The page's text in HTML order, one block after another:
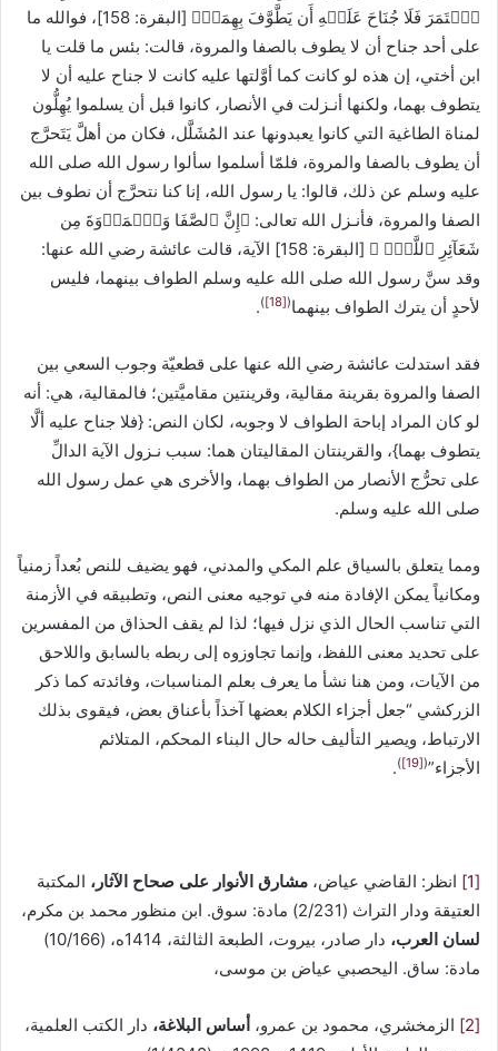
ٱعۡتَمَرَ فَلَا جُنَاحَ عَلَيۡهِ أَن ‌يَطَّوَّفَ ‌بِهِمَاۚ﴾ [البقرة: 158]، فوالله ما
على أحد جناح أن لا يطوف بالصفا والمروة، قالت: بئس ما قلت يا
ابن أختي، إن هذه لو كانت كما أوَّلتها عليه كانت لا جناح عليه أن لا
يتطوف بهما، ولكنها أنـزلت في الأنصار، كانوا قبل أن يسلموا يُهِلُّون
لمناة الطاغية التي كانوا يعبدونها عند المُشَلَّل، فكان من أهلَّ يَتَحرَّج
أن يطوف بالصفا والمروة، فلمّا أسلموا سألوا رسول الله صلى الله
عليه وسلم عن ذلك، قالوا: يا رسول الله، إنا كنا نتحرَّج أن نطوف بين
الصفا والمروة، فأنـزل الله تعالى: ﴿إِنَّ ٱلصَّفَا وَٱلۡمَرۡوَةَ مِن
شَعَآئِرِ ٱللَّهِۖ ﴾ [البقرة: 158] الآية، قالت عائشة رضي الله عنها:
وقد سنَّ رسول الله صلى الله عليه وسلم الطواف بينهما، فليس
لأحدٍ أن يترك الطواف بينهما(
[18]
)
.
فقد استدلت عائشة رضي الله عنها على قطعيّة وجوب السعي بين
الصفا والمروة بقرينة مقالية، وقرينتين مقاميَّتين؛ فالمقالية، هي: أنه
لو كان المراد إباحة الطواف لا وجوبه، لكان النص: {فلا جناح عليه ألَّا
يتطوف بهما}، والقرينتان المقاليتان هما: سبب نـزول الآية الدالِّ
على تحرُّج الأنصار من الطواف بهما، والأخرى هي عمل رسول الله
صلى الله عليه وسلم.
ومما يتعلق بالسياق علم المكي والمدني، فهو يضيف للنص بُعداً زمنياً
ومكانياً يمكن الإفادة منه في توجيه معنى النص، وتطبيقه في الأزمنة
التي تناسب الحال الذي نزل فيها؛ لذا لم يقف الحذاق من المفسرين
على تحديد معنى اللفظ، وإنما تجاوزوه إلى ربطه بالسابق واللاحق
من الآيات، ومن هنا نشأ ما يعرف بعلم المناسبات، وفائدته كما ذكر
الزركشي “جعل أجزاء الكلام بعضها آخذاً بأعناق بعض، فيقوى بذلك
الارتباط، ويصير التأليف حاله حال البناء المحكم، المتلائم
الأجزاء”(
[19]
)
.
[1] انظر: القاضي عياض، مشارق الأنوار على صحاح الآثار، المكتبة
العتيقة ودار التراث (2/231) مادة: سوق. ابن منظور محمد بن مكرم،
لسان العرب،
دار صادر، بيروت، الطبعة الثالثة، 1414ه، (10/166)
مادة: ساق. اليحصبي عياض بن موسى،
[2] الزمخشري، محمود بن عمرو، أساس البلاغة، دار الكتب العلمية،